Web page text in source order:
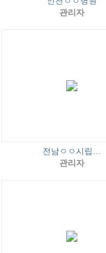
관리자
전남ㅇㅇ시립…
관리자